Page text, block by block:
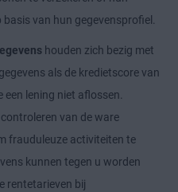
van hun gegevensprofiel.
houden zich bezig met
als de kredietscore van
een lening niet aflossen.
van de ware
frauduleuze activiteiten te
kunnen tegen u worden
rentetarieven bij